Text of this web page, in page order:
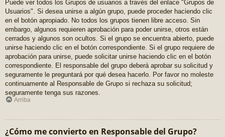
Puede ver todos los Grupos de usuarios a través del enlace "Grupos de
Usuarios". Si desea unirse a algún grupo, puede proceder haciendo clic
en el botón apropiado. No todos los grupos tienen libre acceso. Sin
embargo, algunos requieren aprobación para poder unirse, otros están
cerrados y algunos son ocultos. Si el grupo se encuentra abierto, puede
unirse haciendo clic en el botón correspondiente. Si el grupo requiere de
aprobación para unirse, puede solicitar unirse haciendo clic en el botón
correspondiente. El responsable del grupo deberá aprobar su solicitud y
seguramente le preguntará por qué desea hacerlo. Por favor no moleste
continuamente al Responsable de Grupo si rechaza su solicitud;
seguramente tenga sus razones.
Arriba
¿Cómo me convierto en Responsable del Grupo?